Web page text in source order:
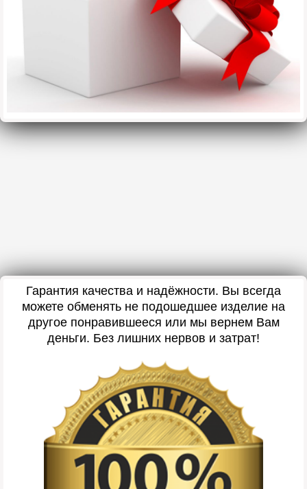
Гарантия качества и надёжности. Вы всегда
можете обменять не подошедшее изделие на
другое понравившееся или мы вернем Вам
деньги. Без лишних нервов и затрат!